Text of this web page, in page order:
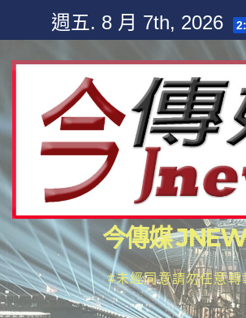
content
週五. 8 月 7th, 2026
今傳媒
#未經同意請勿任意轉